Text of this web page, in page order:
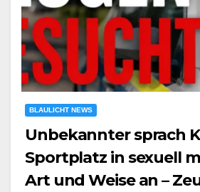
BLAULICHT NEWS
Unbekannter sprach
Sportplatz in sexuell
Art und Weise an –